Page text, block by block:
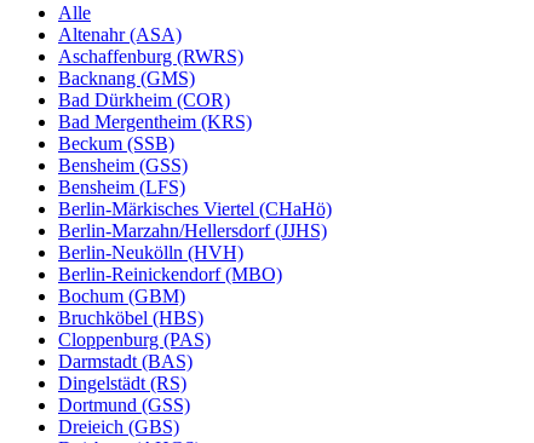
Alle
Altenahr (ASA)
Aschaffenburg (RWRS)
Backnang (GMS)
Bad Dürkheim (COR)
Bad Mergentheim (KRS)
Beckum (SSB)
Bensheim (GSS)
Bensheim (LFS)
Berlin-Märkisches Viertel (CHaHö)
Berlin-Marzahn/Hellersdorf (JJHS)
Berlin-Neukölln (HVH)
Berlin-Reinickendorf (MBO)
Bochum (GBM)
Bruchköbel (HBS)
Cloppenburg (PAS)
Darmstadt (BAS)
Dingelstädt (RS)
Dortmund (GSS)
Dreieich (GBS)